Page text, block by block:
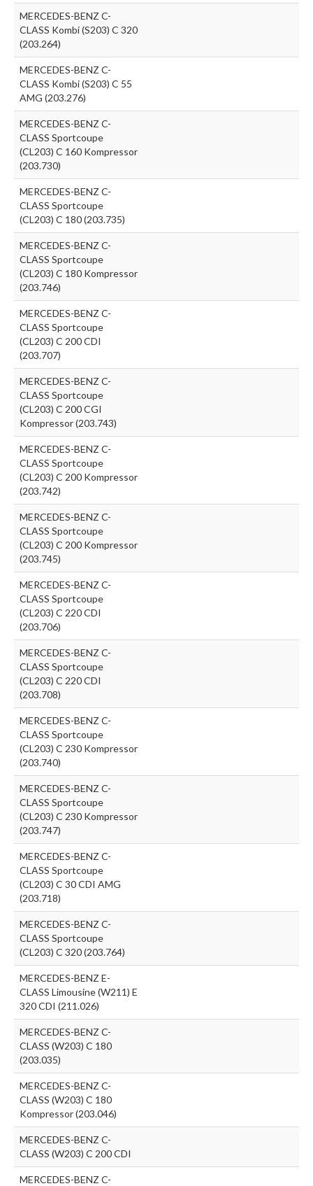
MERCEDES-BENZ C-
CLASS Kombi (S203) C 320
(203.264)
MERCEDES-BENZ C-
CLASS Kombi (S203) C 55
AMG (203.276)
MERCEDES-BENZ C-
CLASS Sportcoupe
(CL203) C 160 Kompressor
(203.730)
MERCEDES-BENZ C-
CLASS Sportcoupe
(CL203) C 180 (203.735)
MERCEDES-BENZ C-
CLASS Sportcoupe
(CL203) C 180 Kompressor
(203.746)
MERCEDES-BENZ C-
CLASS Sportcoupe
(CL203) C 200 CDI
(203.707)
MERCEDES-BENZ C-
CLASS Sportcoupe
(CL203) C 200 CGI
Kompressor (203.743)
MERCEDES-BENZ C-
CLASS Sportcoupe
(CL203) C 200 Kompressor
(203.742)
MERCEDES-BENZ C-
CLASS Sportcoupe
(CL203) C 200 Kompressor
(203.745)
MERCEDES-BENZ C-
CLASS Sportcoupe
(CL203) C 220 CDI
(203.706)
MERCEDES-BENZ C-
CLASS Sportcoupe
(CL203) C 220 CDI
(203.708)
MERCEDES-BENZ C-
CLASS Sportcoupe
(CL203) C 230 Kompressor
(203.740)
MERCEDES-BENZ C-
CLASS Sportcoupe
(CL203) C 230 Kompressor
(203.747)
MERCEDES-BENZ C-
CLASS Sportcoupe
(CL203) C 30 CDI AMG
(203.718)
MERCEDES-BENZ C-
CLASS Sportcoupe
(CL203) C 320 (203.764)
MERCEDES-BENZ E-
CLASS Limousine (W211) E
320 CDI (211.026)
MERCEDES-BENZ C-
CLASS (W203) C 180
(203.035)
MERCEDES-BENZ C-
CLASS (W203) C 180
Kompressor (203.046)
MERCEDES-BENZ C-
CLASS (W203) C 200 CDI
MERCEDES-BENZ C-